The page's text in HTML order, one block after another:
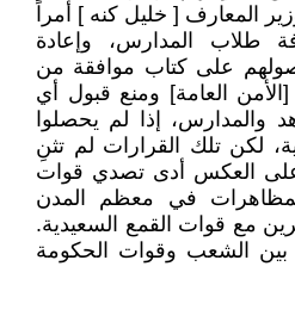
المعارف [ خليل كنه ] أمراً
طلاب المدارس، وإعادة
على كتاب موافقة من
[الأمن العامة] ومنع قبول أي
والمدارس، إذا لم يحصلوا
لكن تلك القرارات لم تثنِ
على العكس أدى تصدي قوات
في معظم المدن
مع قوات القمع السعيدية.
الشعب وقوات الحكومة